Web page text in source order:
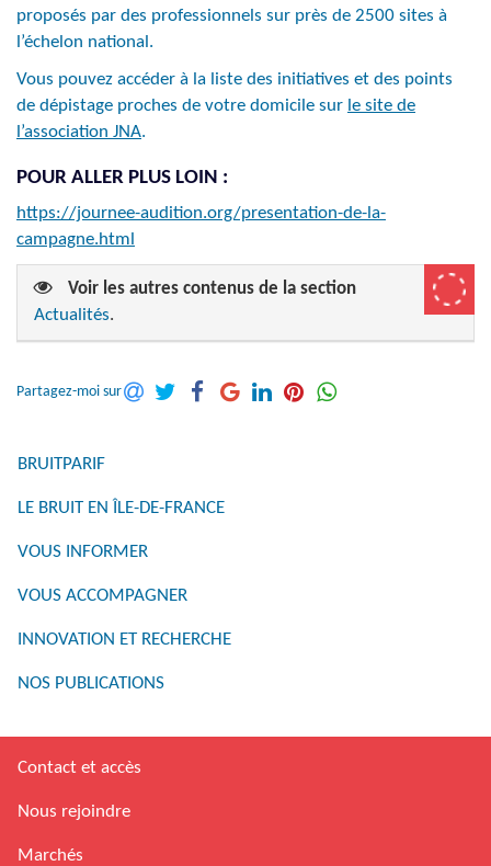
proposés par des professionnels sur près de 2500 sites à
l’échelon national.
Vous pouvez accéder à la liste des initiatives et des points
de dépistage proches de votre domicile sur le site de
l’association JNA.
POUR ALLER PLUS LOIN :
https://journee-audition.org/presentation-de-la-
campagne.html
Voir les autres contenus de la section
Actualités.
Partagez-moi sur
BRUITPARIF
LE BRUIT EN ÎLE-DE-FRANCE
VOUS INFORMER
VOUS ACCOMPAGNER
INNOVATION ET RECHERCHE
NOS PUBLICATIONS
Contact et accès
Nous rejoindre
Marchés